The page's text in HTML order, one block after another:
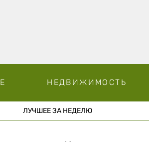
НЕДВИЖИМОСТЬ
ЛУЧШЕЕ ЗА НЕДЕЛЮ